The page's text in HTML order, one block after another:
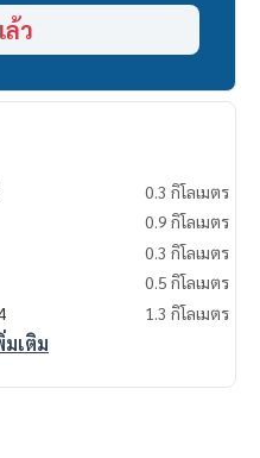
ฯ
ทศไทย
รินทรวิโรฒ ประสานมิตร
ล้ว
0.3 กิโลเมตร
0.9 กิโลเมตร
0.3 กิโลเมตร
0.5 กิโลเมตร
1.3 กิโลเมตร
เติม